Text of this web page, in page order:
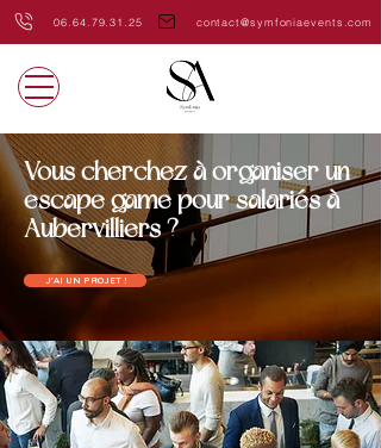
06.64.79.31.25 contact@symfoniaevents.com
Vous cherchez à organiser un
escape game pour salariés à
Aubervilliers ?
J'AI UN PROJET !